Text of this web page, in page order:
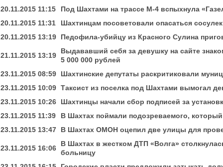
20.11.2015 11:15
Под Шахтами на трассе М-4 вспыхнула
20.11.2015 11:31
Шахтинцам посоветовали опасаться сосулек
20.11.2015 13:19
Педофила-убийцу из Красного Сулина
21.11.2015 13:19
Выдававший себя за девушку на сайте
5 000 000 рублей
23.11.2015 08:59
Шахтинские депутаты раскритиковали
23.11.2015 10:09 Таксист из поселка под Шахтами вымогал
23.11.2015 10:26
Шахтинцы начали сбор подписей за
23.11.2015 11:39
В Шахтах поймали подозреваемого,
23.11.2015 13:47
В Шахтах ОМОН оцепил две улицы для
23.11.2015 16:06
В Шахтах в жестком ДТП «Волга»
больницу